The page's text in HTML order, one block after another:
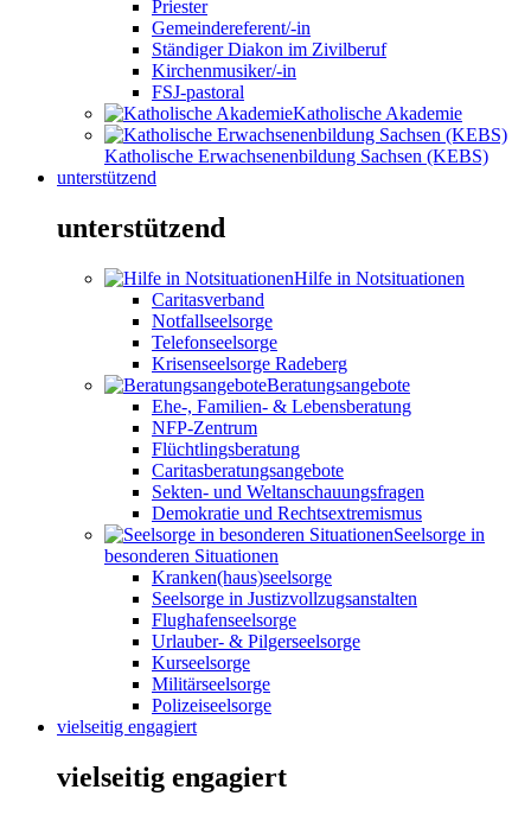
Priester
Gemeindereferent/-in
Ständiger Diakon im Zivilberuf
Kirchenmusiker/-in
FSJ-pastoral
Katholische Akademie
Katholische Erwachsenenbildung Sachsen (KEBS)
unterstützend
unterstützend
Hilfe in Notsituationen
Caritasverband
Notfallseelsorge
Telefonseelsorge
Krisenseelsorge Radeberg
Beratungsangebote
Ehe-, Familien- & Lebensberatung
NFP-Zentrum
Flüchtlingsberatung
Caritasberatungsangebote
Sekten- und Weltanschauungsfragen
Demokratie und Rechtsextremismus
Seelsorge in
besonderen Situationen
Kranken(haus)seelsorge
Seelsorge in Justizvollzugsanstalten
Flughafenseelsorge
Urlauber- & Pilgerseelsorge
Kurseelsorge
Militärseelsorge
Polizeiseelsorge
vielseitig engagiert
vielseitig engagiert